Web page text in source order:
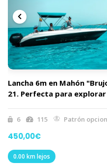
Lancha 6m en Mahón
21. Perfecta para
6 115 Patrón
450,00€
0.00 km lejos